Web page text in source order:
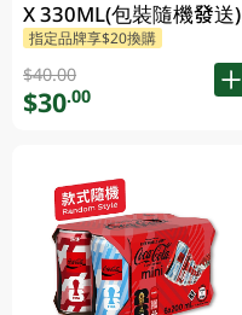
X 330ML(包裝隨機發送)
指定品牌享$20換購
$40.00
$30.00